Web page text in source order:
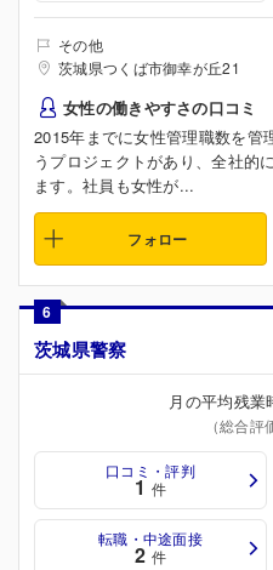
その他
茨城県つくば市御幸が丘21
女性の働きやすさの口コミ
2015年までに女性管理職数を管
うプロジェクトがあり、全社的
ます。社員も女性が...
フォロー
6
茨城県警察
月の平均残業
（総合評
口コミ・評判
1 件
転職・中途面接
2 件